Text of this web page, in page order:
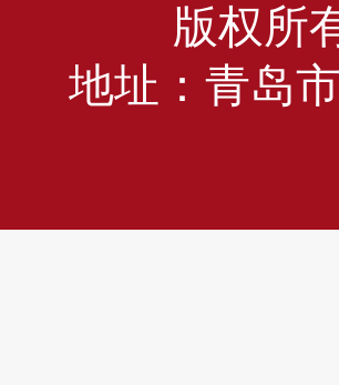
版权所
地址：青岛